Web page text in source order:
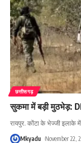
छत्तीसगढ़
सुकमा में बड़ी मुठभेड़:
रायपुर. कोंटा के भेज्जी
Mkyadu November 22,